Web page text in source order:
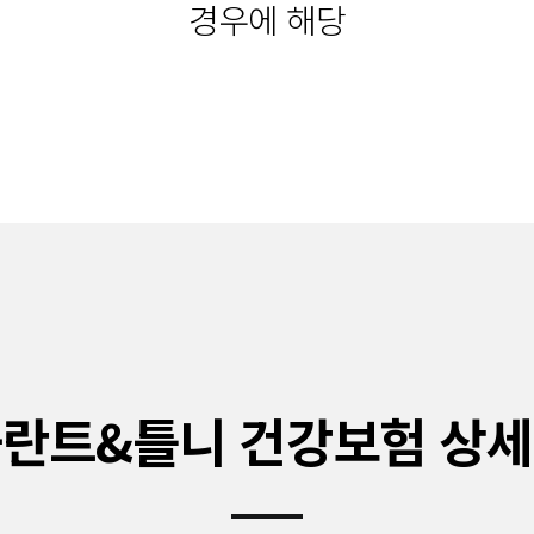
경우에 해당
트&틀니 건강보험 상